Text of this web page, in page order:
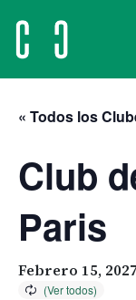
MAIN
« Todos los
Club
Paris
Febrero 15,